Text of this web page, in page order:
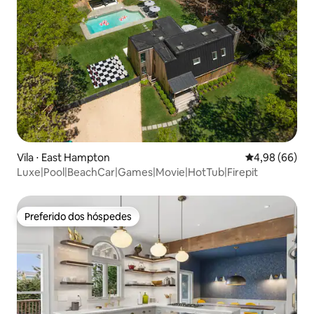
Vila ⋅ East Hampton 4,98 de uma
4,98 (66)
Luxe|Pool|BeachCar|Games|Movie|HotTub|Firepit
Preferido dos hóspedes
Preferido dos hóspedes